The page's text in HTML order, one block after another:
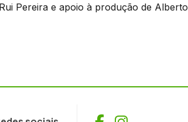
Pereira e apoio à produção de Alberto